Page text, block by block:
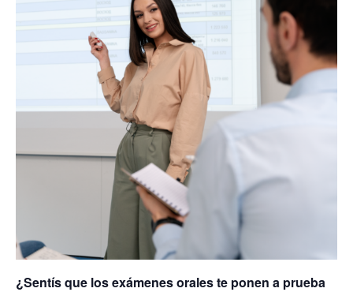
¿Sentís que los exámenes orales te ponen a prueba